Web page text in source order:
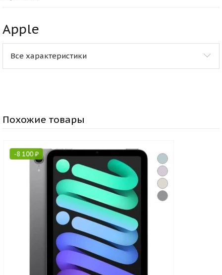
Apple
Все характеристики
Похожие товары
-8 100₽